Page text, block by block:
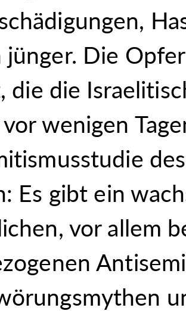
Die
die die
wenigen
Es gibt ein
vor allem